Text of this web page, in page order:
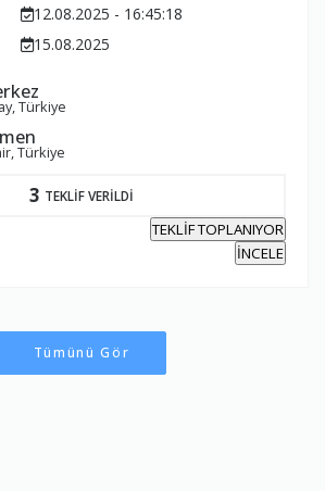
12.08.2025 - 16:45:18
15.08.2025
Türkiye
Türkiye
3 TEKLİF VERİLDİ
TEKLİF TOPLANIYOR
İNCELE
Tümünü Gör